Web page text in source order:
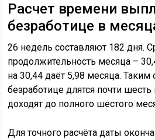
Расчет времени
безработице в
26 недель составляют 182 дня.
продолжительность месяца –
на 30,44 даёт 5,98 месяца.
безработице длятся почти
доходят до полного шестого
Для точного расчёта даты